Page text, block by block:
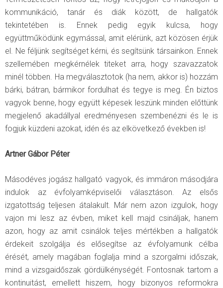
kommunikáció, tanár és diák között, de hallgatók
tekintetében is. Ennek pedig egyik kulcsa, hogy
együttműködünk egymással, amit elérünk, azt közösen érjük
el. Ne féljünk segítséget kérni, és segítsünk társainkon. Ennek
szellemében megkérnélek titeket arra, hogy szavazzatok
minél többen. Ha megválasztotok (ha nem, akkor is) hozzám
bárki, bátran, bármikor fordulhat és tegye is meg. Én biztos
vagyok benne, hogy együtt képesek leszünk minden előttünk
megjelenő akadállyal eredményesen szembenézni és le is
fogjuk küzdeni azokat, idén és az elkövetkező években is!
Artner Gábor Péter
Másodéves jogász hallgató vagyok, és immáron másodjára
indulok az évfolyamképviselői választáson. Az elsős
izgatottság teljesen átalakult. Már nem azon izgulok, hogy
vajon mi lesz az évben, miket kell majd csináljak, hanem
azon, hogy az amit csinálok teljes mértékben a hallgatók
érdekeit szolgálja és elősegítse az évfolyamunk célba
érését, amely magában foglalja mind a szorgalmi időszak,
mind a vizsgaidőszak gördülkénységét. Fontosnak tartom a
kontinuitást, emellett hiszem, hogy bizonyos reformokra